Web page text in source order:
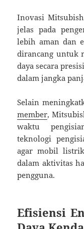
Inovasi
jelas pada
lebih aman dan
dirancang untuk
daya secara
dalam jangka
Selain
member,
waktu
teknologi
agar mobil
dalam aktivitas
pengguna.
Efisiensi